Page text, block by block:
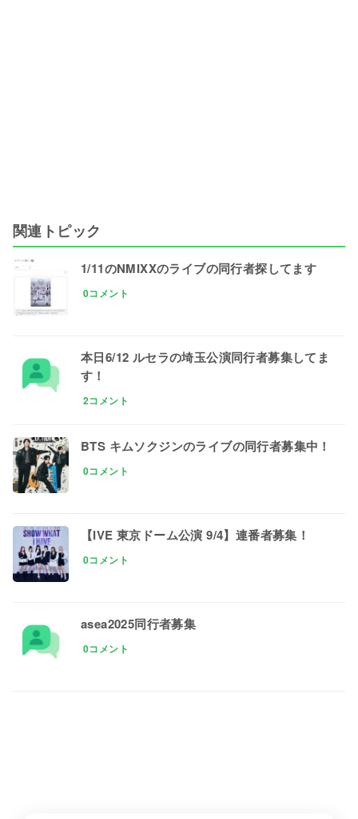
関連トピック
1/11のNMIXXのライブの同行者探してます
0コメント
本日6/12 ルセラの埼玉公演同行者募集してま
す！
2コメント
BTS キムソクジンのライブの同行者募集中！
0コメント
【IVE 東京ドーム公演 9/4】連番者募集！
0コメント
asea2025同行者募集
0コメント